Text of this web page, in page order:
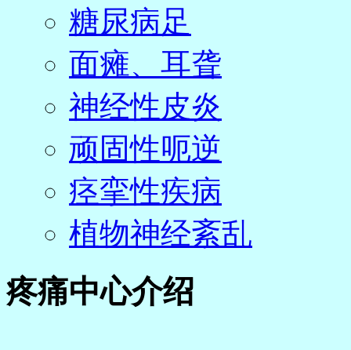
糖尿病足
面瘫、耳聋
神经性皮炎
顽固性呃逆
痉挛性疾病
植物神经紊乱
疼痛中心介绍